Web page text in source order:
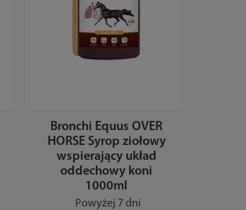
Bronchi Equus OVER
HORSE Syrop ziołowy
wspierający układ
oddechowy koni
1000ml
Powyżej 7 dni